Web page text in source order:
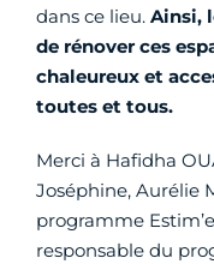
dans ce lieu. Ainsi,
de rénover ces
chaleureux et
toutes et tous.
Merci à Hafidha
Joséphine, Aurélie
programme
responsable du